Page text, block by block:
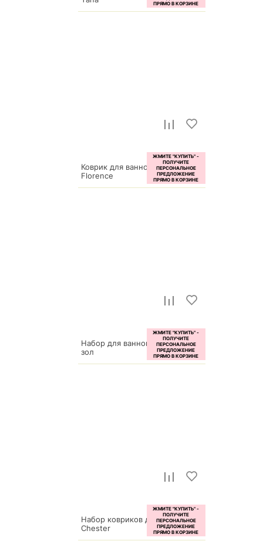
6 600
Коврик для ванной (60x100 см)
Florence
4 400
Набор для ванной №51 ВК-51-
зол
5 700
Набор ковриков для ванной
Chester
7 100